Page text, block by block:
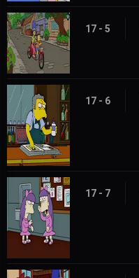
17 - 5
17 - 6
17 - 7